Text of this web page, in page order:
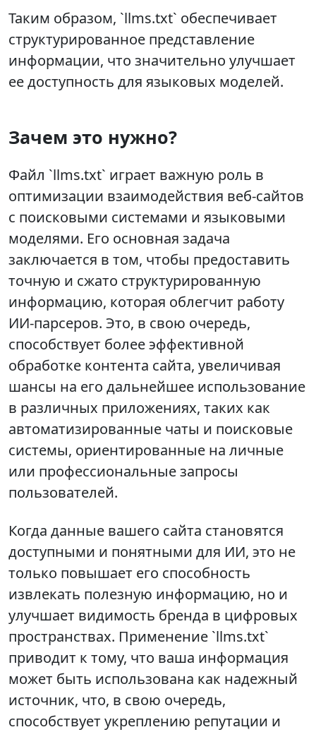
Таким образом, `llms.txt` обеспечивает
структурированное представление
информации, что значительно улучшает
ее доступность для языковых моделей.
Зачем это нужно?
Файл `llms.txt` играет важную роль в
оптимизации взаимодействия веб-сайтов
с поисковыми системами и языковыми
моделями. Его основная задача
заключается в том, чтобы предоставить
точную и сжато структурированную
информацию, которая облегчит работу
ИИ-парсеров. Это, в свою очередь,
способствует более эффективной
обработке контента сайта, увеличивая
шансы на его дальнейшее использование
в различных приложениях, таких как
автоматизированные чаты и поисковые
системы, ориентированные на личные
или профессиональные запросы
пользователей.
Когда данные вашего сайта становятся
доступными и понятными для ИИ, это не
только повышает его способность
извлекать полезную информацию, но и
улучшает видимость бренда в цифровых
пространствах. Применение `llms.txt`
приводит к тому, что ваша информация
может быть использована как надежный
источник, что, в свою очередь,
способствует укреплению репутации и